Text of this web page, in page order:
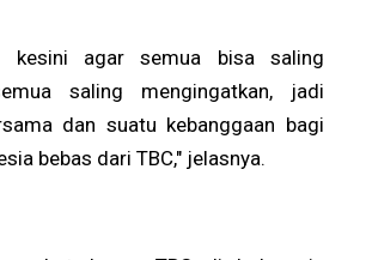
kesini agar semua bisa saling
saling mengingatkan, jadi
dan suatu kebanggaan bagi
bebas dari TBC," jelasnya.